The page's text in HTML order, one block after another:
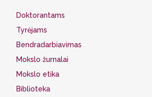
Doktorantams
Tyrėjams
Bendradarbiavimas
Mokslo žurnalai
Mokslo etika
Biblioteka